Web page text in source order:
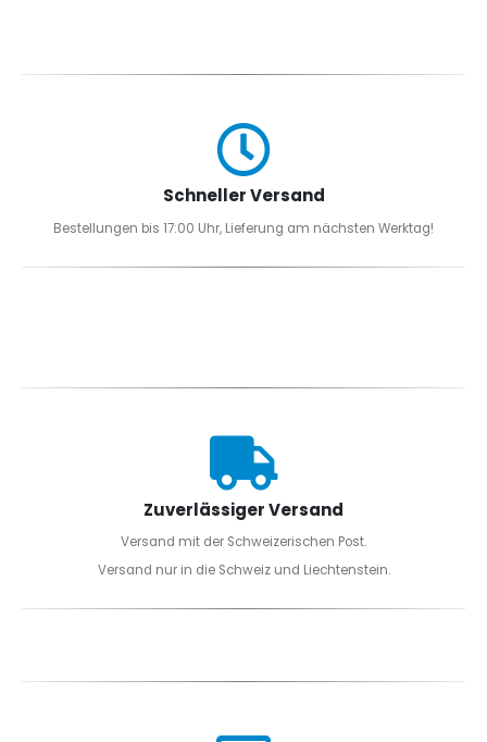
der
gewählt
werden
Schneller Versand
Bestellungen bis 17:00 Uhr, Lieferung am nächsten Werktag!
Zuverlässiger Versand
Versand mit der Schweizerischen Post.
Versand nur in die Schweiz und Liechtenstein.